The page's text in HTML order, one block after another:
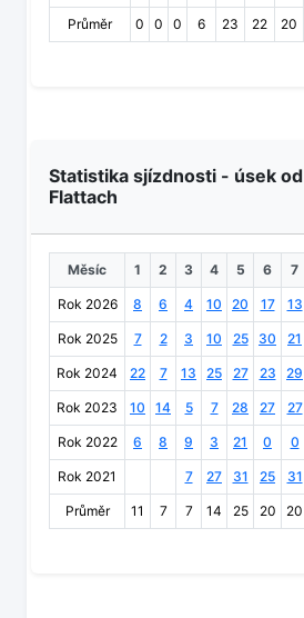
Průměr 0 0 0 6 23 22 20
Statistika sjízdnosti - úsek od
Flattach
Měsíc 1 2 3 4 5 6 7
Rok 2026 8 6 4 10 20 17 13
Rok 2025 7 2 3 10 25 30 21
Rok 2024 22 7 13 25 27 23 29
Rok 2023 10 14 5 7 28 27 27
Rok 2022 6 8 9 3 21 0 0
Rok 2021 7 27 31 25 31
Průměr 11 7 7 14 25 20 20